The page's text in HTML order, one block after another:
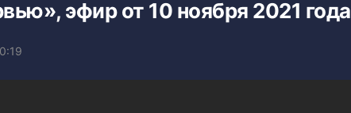
эфир от 10 ноября 2021 года